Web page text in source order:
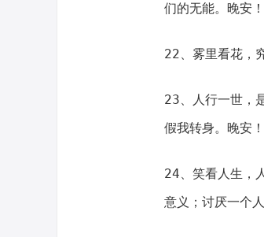
们的无能。晚安！
22、雾里看花，
23、人行一世，
假我转身。晚安！
24、笑看人生，
意义；讨厌一个